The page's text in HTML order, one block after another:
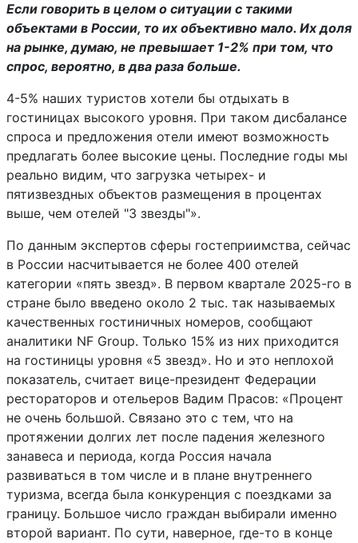
Если говорить в целом о ситуации с такими
объектами в России, то их объективно мало. Их доля
на рынке, думаю, не превышает 1-2% при том, что
спрос, вероятно, в два раза больше.
4-5% наших туристов хотели бы отдыхать в
гостиницах высокого уровня. При таком дисбалансе
спроса и предложения отели имеют возможность
предлагать более высокие цены. Последние годы мы
реально видим, что загрузка четырех- и
пятизвездных объектов размещения в процентах
выше, чем отелей "3 звезды"».
По данным экспертов сферы гостеприимства, сейчас
в России насчитывается не более 400 отелей
категории «пять звезд». В первом квартале 2025-го в
стране было введено около 2 тыс. так называемых
качественных гостиничных номеров, сообщают
аналитики NF Group. Только 15% из них приходится
на гостиницы уровня «5 звезд». Но и это неплохой
показатель, считает вице-президент Федерации
рестораторов и отельеров Вадим Прасов: «Процент
не очень большой. Связано это с тем, что на
протяжении долгих лет после падения железного
занавеса и периода, когда Россия начала
развиваться в том числе и в плане внутреннего
туризма, всегда была конкуренция с поездками за
границу. Большое число граждан выбирали именно
второй вариант. По сути, наверное, где-то в конце